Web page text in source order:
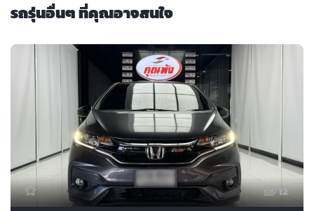
รถรุ่นอื่นๆ ที่คุณอาจสนใจ
12